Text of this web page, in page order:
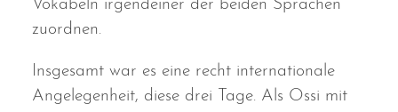
Vokabeln irgendeiner der beiden Sprachen
zuordnen.
Insgesamt war es eine recht internationale
Angelegenheit, diese drei Tage. Als Ossi mit